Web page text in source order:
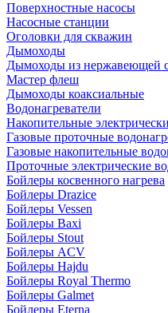
Поверхностные насосы
Насосные станции
Оголовки для скважин
Дымоходы
Дымоходы из нержавеющей
Мастер флеш
Дымоходы коаксиальные
Водонагреватели
Накопительные
Газовые проточные
Газовые накопительные
Проточные электрические
Бойлеры косвенного нагрева
Бойлеры Drazice
Бойлеры Vessen
Бойлеры Baxi
Бойлеры Stout
Бойлеры ACV
Бойлеры Hajdu
Бойлеры Royal Thermo
Бойлеры Galmet
Бойлеры Eterna